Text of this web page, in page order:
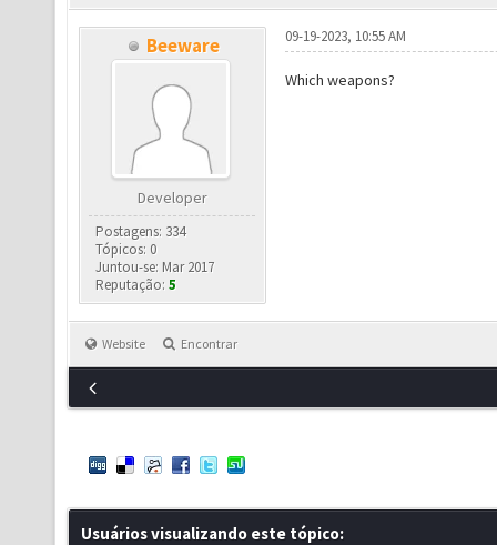
Beeware
Developer
Postagens: 334
Tópicos: 0
Juntou-se: Mar 2017
Reputação:5
09-19-2023, 10:55 AM
Which weapons?
Website Encontrar
Usuários visualizando este tópico: